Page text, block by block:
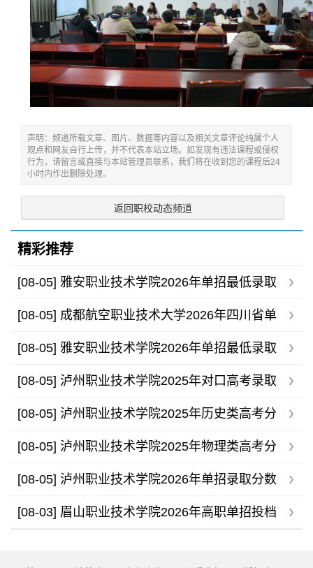
声明：频道所载文章、图片、数据等内容以及相关文章评论纯属个人
观点和网友自行上传，并不代表本站立场。如发现有违法课程或侵权
行为，请留言或直接与本站管理员联系，我们将在收到您的课程后24
小时内作出删除处理。
返回职校动态频道
精彩推荐
[08-05] 雅安职业技术学院2026年单招最低录取
分数线
[08-05] 成都航空职业技术大学2026年四川省单
招录取分数线
[08-05] 雅安职业技术学院2026年单招最低录取
分数线
[08-05] 泸州职业技术学院2025年对口高考录取
分数线
[08-05] 泸州职业技术学院2025年历史类高考分
专业录取分数线
[08-05] 泸州职业技术学院2025年物理类高考分
专业录取分数线
[08-05] 泸州职业技术学院2026年单招录取分数
线
[08-03] 眉山职业技术学院2026年高职单招投档